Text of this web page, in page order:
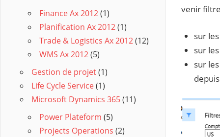
venir
sur
sur
sur
Finance Ax 2012(1)
Planification Ax 2012(1)
Trade & Logistics Ax 2012(12)
WMS Ax 2012(5)
Gestion de projet(1)
Life Cycle Service(1)
Microsoft Dynamics 365(11)
Power Plateform (5)
Projects Operations (2)